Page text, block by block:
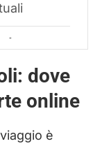
dove
online
è